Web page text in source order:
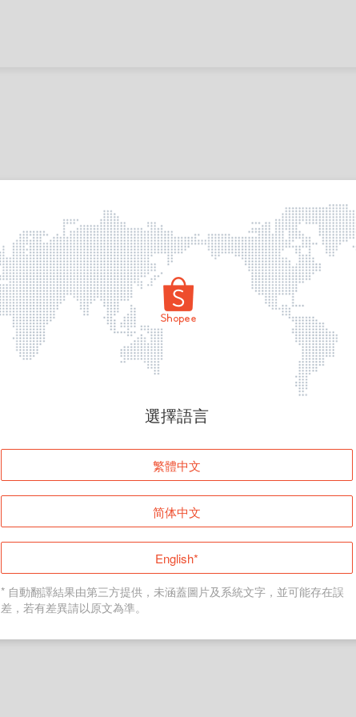
頁面無法顯示
登入
返回首頁
選擇語言
繁體中文
简体中文
English*
* 自動翻譯結果由第三方提供，未涵蓋圖片及系統文字，並可能存在誤
差，若有差異請以原文為準。